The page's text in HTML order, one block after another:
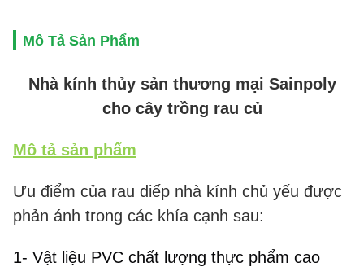
Mô Tả Sản Phẩm
Nhà kính thủy sản thương mại Sainpoly
cho cây trồng rau củ
Mô tả sản phẩm
Ưu điểm của rau diếp nhà kính chủ yếu được
phản ánh trong các khía cạnh sau:
1- Vật liệu PVC chất lượng thực phẩm cao